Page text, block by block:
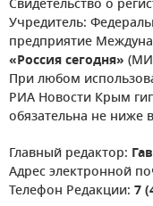
Свидетельство о
Учредитель:
предприятие
«Россия сегодня»
При любом
РИА Новости Крым
обязательна не ниже
Главный редактор:
Адрес электронной
Телефон Редакции: 7